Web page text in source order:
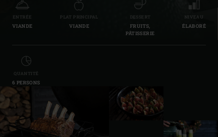
ENTRÉE
VIANDE
PLAT PRINCIPAL
VIANDE
DESSERT
FRUITS,
PÂTISSERIE
NIVEAU
ÉLABORÉ
QUANTITÉ
6 PERSONS